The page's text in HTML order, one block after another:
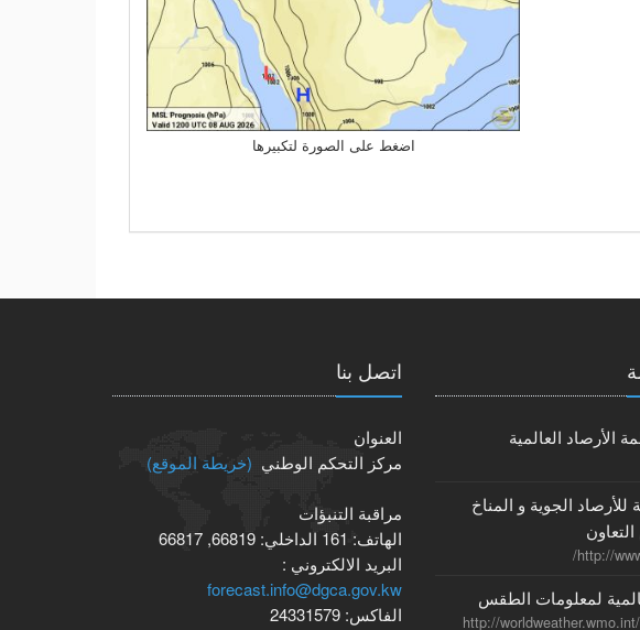
اضغط على الصورة لتكبيرها
اتصل بنا
العنوان
مركز التحكم الوطني (خريطة الموقع)
مراقبة التنبؤات
الهاتف:
الداخلي: 66819, 66817
البريد الالكتروني :
forecast.info@dgca.gov.kw
الفاكس: 24331579
للأرصاد الجوية و المناخ
http://
لمعلومات الطقس
http://